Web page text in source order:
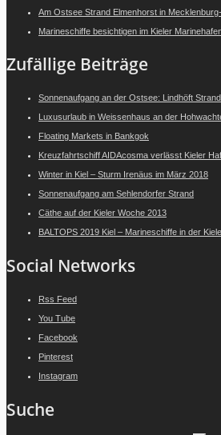
Am Ostsee Strand Elmenhorst in
Marineschiffe besichtigen im Kieler
Zufällige Beiträge
Sonnenaufgang an der Ostsee: Lindhöft Strand
Luxusurlaub in Weissenhaus an der
Floating Markets in Bankgok
Kreuzfahrtschiff AIDAcosma verlässt Kieler
Winter in Kiel – Sturm Irenäus im März 2018
Sonnenaufgang am Sehlendorfer Strand
Cäthe auf der Kieler Woche 2013
BALTOPS 2019 Kiel – Marineschiffe in der
Social Networks
Rss Feed
You Tube
Facebook
Pinterest
Instagram
Suche